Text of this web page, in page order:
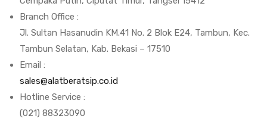
Branch Office :
Jl. Sultan Hasanudin KM.41 No. 2 Blok E24, Tambun, Kec.
Tambun Selatan, Kab. Bekasi – 17510
Email :
sales@alatberatsip.co.id
Hotline Service :
(021) 88323090